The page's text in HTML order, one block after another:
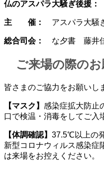
仏のアスパラ大騒ぎ後援：
主 催： アスパラ大騒
総合司会： な夕書 藤井
ご来場の際のお
皆さまのご協力をお願いし
【マスク】 感染症拡大防止
口で検温・消毒をしてご入
【体調確認】 37.5℃以上の
新型コロナウィルス感染症
は来場をお控えください。